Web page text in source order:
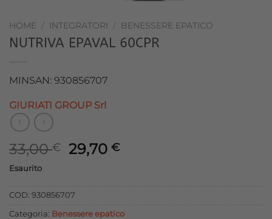
HOME / INTEGRATORI / BENESSERE EPATICO
NUTRIVA EPAVAL 60CPR
MINSAN: 930856707
GIURIATI GROUP Srl
33,00€
Il
era:
33,00 €.
29,70€Il
Esaurito
COD: 930856707
Categoria: Benessere epatico